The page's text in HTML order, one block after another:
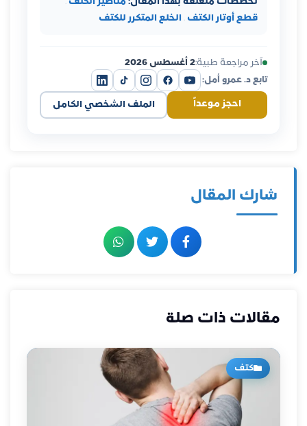
قطع أوتار الكتف
الخلع المتكرر للكتف
آخر مراجعة طبية:2 أغسطس 2026
تابع د. عمرو أمل:
احجز موعداً الملف الشخصي الكامل
شارك المقال
مقالات ذات صلة
كتف